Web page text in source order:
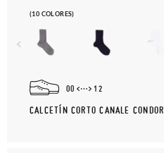
(10 COLORES)
00 12
CALCETÍN CORTO CANALE CONDOR